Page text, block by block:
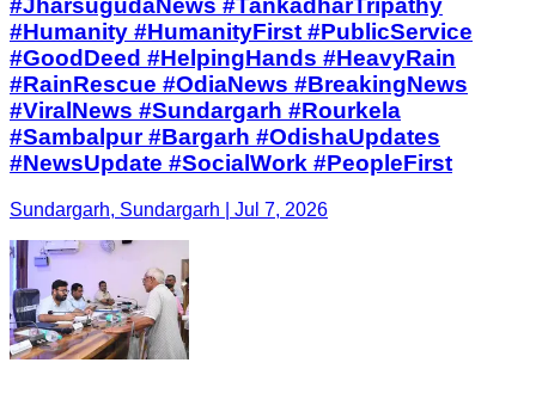
#JharsugudaNews #TankadharTripathy
#Humanity #HumanityFirst #PublicService
#GoodDeed #HelpingHands #HeavyRain
#RainRescue #OdiaNews #BreakingNews
#ViralNews #Sundargarh #Rourkela
#Sambalpur #Bargarh #OdishaUpdates
#NewsUpdate #SocialWork #PeopleFirst
Sundargarh, Sundargarh | Jul 7, 2026